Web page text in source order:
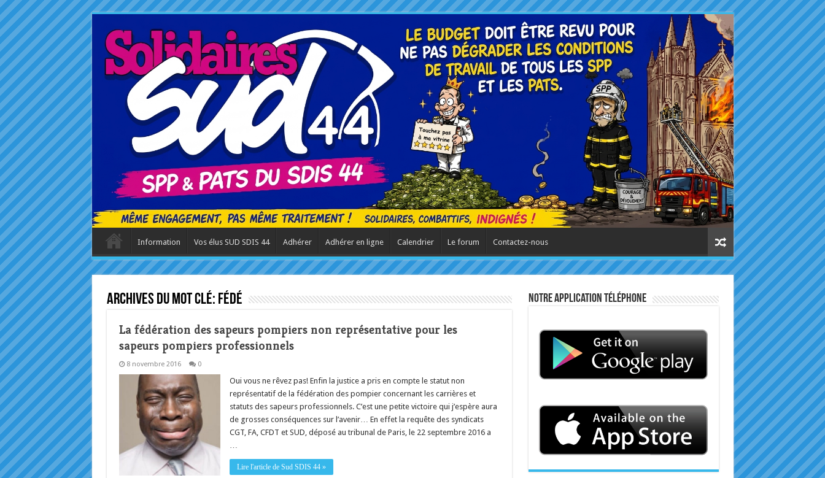
Information Vos élus SUD SDIS 44 Adhérer Adhérer en ligne Calendrier Le forum Contactez-nous
Archives du mot clé: fédé
La fédération des sapeurs pompiers non représentative pour les
sapeurs pompiers professionnels
8 novembre 2016 0
Oui vous ne rêvez pas! Enfin la justice a pris en compte le statut non
représentatif de la fédération des pompier concernant les carrières et
statuts des sapeurs professionnels. C’est une petite victoire qui j’espère aura
de grosses conséquences sur l’avenir… En effet la requête des syndicats
CGT, FA, CFDT et SUD, déposé au tribunal de Paris, le 22 septembre 2016 a
Lire l'article de Sud SDIS 44 »
Notre application téléphone